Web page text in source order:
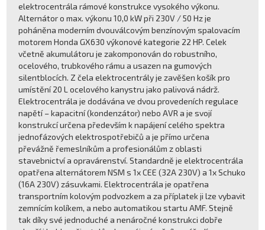
elektrocentrála rámové konstrukce vysokého výkonu.
Alternátor o max. výkonu 10,0 kW při 230V / 50 Hz je
poháněna moderním dvouválcovým benzínovým spalovacím
motorem Honda GX630 výkonové kategorie 22 HP. Celek
včetně akumulátoru je zakomponován do robustního,
ocelového, trubkového rámu a usazen na gumových
silentblocích. Z čela elektrocentrály je zavěšen košík pro
umístění 20 L ocelového kanystru jako palivová nádrž.
Elektrocentrála je dodávána ve dvou provedeních regulace
napětí – kapacitní (kondenzátor) nebo AVR a je svojí
konstrukcí určena především k napájení celého spektra
jednofázových elektrospotřebičů a je přímo určena
převážně řemeslníkům a profesionálům z oblasti
stavebnictví a opravárenství. Standardně je elektrocentrála
opatřena alternátorem NSM s 1x CEE (32A 230V) a 1x Schuko
(16A 230V) zásuvkami. Elektrocentrála je opatřena
transportním kolovým podvozkem a za příplatek ji lze vybavit
zemnícím kolíkem, a nebo automatikou startu AMF. Stejně
tak díky své jednoduché a nenáročné konstrukci dobře